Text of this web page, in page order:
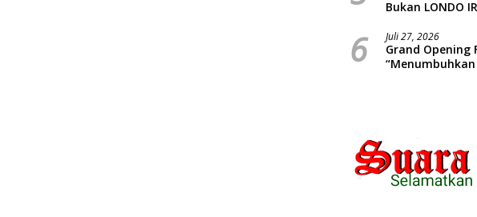
Bukan LONDO
Republik
6 Juli 27, 2026
Grand Opening